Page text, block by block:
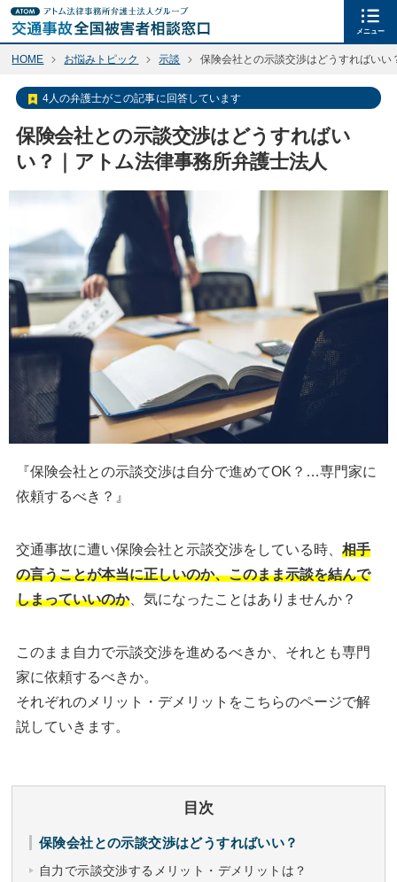
メニュー
HOME お悩みトピック 示談 保険会社との示談交渉はどうすればいい
4人の弁護士がこの記事に回答しています
保険会社との示談交渉はどうすればい
い？｜アトム法律事務所弁護士法人
『保険会社との示談交渉は自分で進めてOK？…専門家に
依頼するべき？』
交通事故に遭い保険会社と示談交渉をしている時、 相手
の言うことが本当に正しいのか、このまま示談を結んで
しまっていいのか、気になったことはありませんか？
このまま自力で示談交渉を進めるべきか、それとも専門
家に依頼するべきか。
それぞれのメリット・デメリットをこちらのページで解
説していきます。
目次
保険会社との示談交渉はどうすればいい？
自力で示談交渉するメリット・デメリットは？